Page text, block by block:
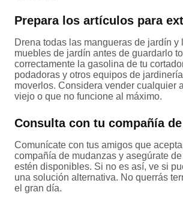
Prepara los artículos para
Drena todas las mangueras de jardín y
muebles de jardín antes de guardarlo
correctamente la gasolina de tu
podadoras y otros equipos de
moverlos. Considera vender cualquier
viejo o que no funcione al máximo.
Consulta con tu compañía
Comunícate con tus amigos que
compañía de mudanzas y asegúrate
estén disponibles. Si no es así, ve si
una solución alternativa. No querrás
el gran día.